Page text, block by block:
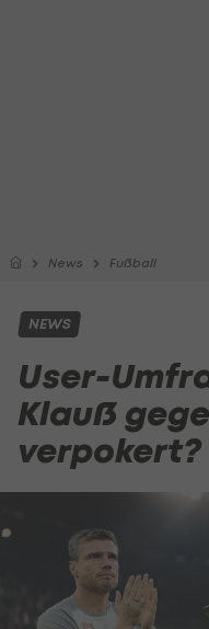
News Fußball
NEWS
User-
Klauß
verpokert?